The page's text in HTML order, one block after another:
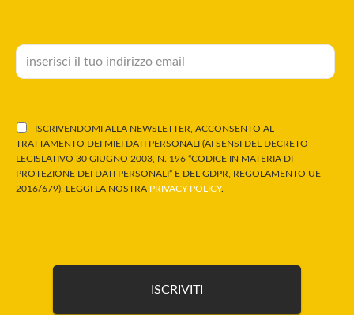
ISCRIVENDOMI ALLA NEWSLETTER, ACCONSENTO AL
TRATTAMENTO DEI MIEI DATI PERSONALI (AI SENSI DEL DECRETO
LEGISLATIVO 30 GIUGNO 2003, N. 196 “CODICE IN MATERIA DI
PROTEZIONE DEI DATI PERSONALI” E DEL GDPR, REGOLAMENTO UE
2016/679). LEGGI LA NOSTRA PRIVACY POLICY.